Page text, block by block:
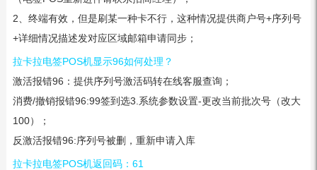
2、终端有效，但是刷某一种卡不行，这种情况提供商户号+序列号
+详细情况描述发对应区域邮箱申请同步；
拉卡拉电签POS机显示96如何处理？
激活报错96：提供序列号激活码转在线客服查询；
消费/撤销报错96:99签到选3.系统参数设置-更改当前批次号（改大
100）；
反激活报错96:序列号被删，重新申请入库
拉卡拉电签POS机返回码：61